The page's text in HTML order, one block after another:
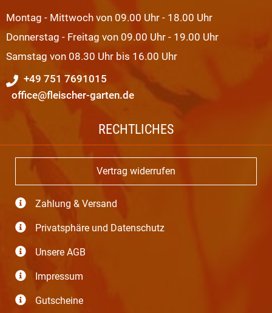
Montag - Mittwoch von 09.00 Uhr - 18.00 Uhr
Donnerstag - Freitag von 09.00 Uhr - 19.00 Uhr
Samstag von 08.30 Uhr bis 16.00 Uhr
+49 751 7691015
office@fleischer-garten.de
RECHTLICHES
Vertrag widerrufen
Zahlung & Versand
Privatsphäre und Datenschutz
Unsere AGB
Impressum
Gutscheine